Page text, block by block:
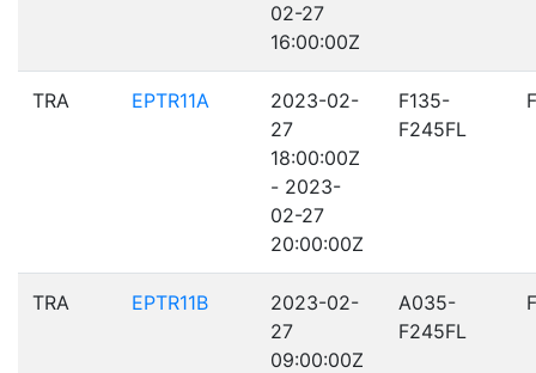
02-27
16:00:00Z
TRA EPTR11A
2023-02-
27
18:00:00Z
- 2023-
02-27
20:00:00Z
F135-
F245FL
TRA EPTR11B
2023-02-
27
09:00:00Z
A035-
F245FL